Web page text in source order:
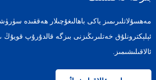
مەھسۇلاتلىرىمىز ياكى باھالىغۇچىلار ھەققىدە
ئالاقىلىشىمىز.